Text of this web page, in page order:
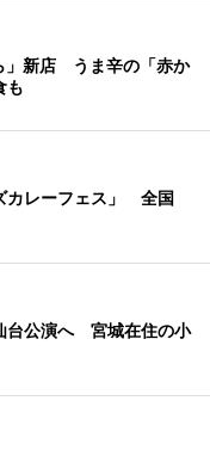
」新店 うま辛の「赤か
も
カレーフェス」 全国
台公演へ 宮城在住の小